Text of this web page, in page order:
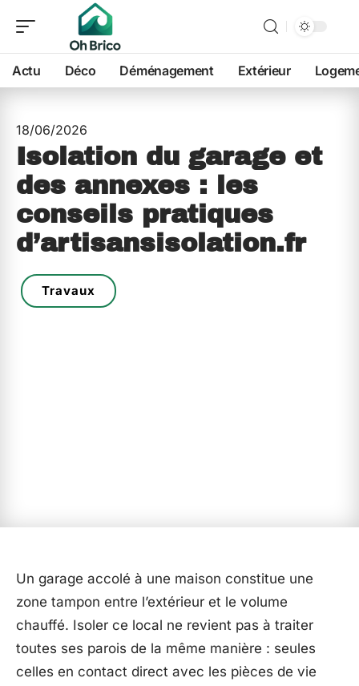
Actu Déco Déménagement Extérieur
18/06/2026
Isolation du garage et
des annexes : les
conseils pratiques
d’artisansisolation.fr
Travaux
Un garage accolé à une maison constitue une
zone tampon entre l’extérieur et le volume
chauffé. Isoler ce local ne revient pas à traiter
toutes ses parois de la même manière : seules
celles en contact direct avec les pièces de vie